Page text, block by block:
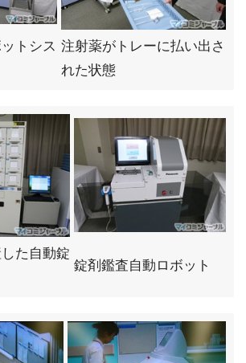
トシス 注射薬がトレーに払い出さ
れた状態
た自動錠
錠剤鑑査自動ロボット